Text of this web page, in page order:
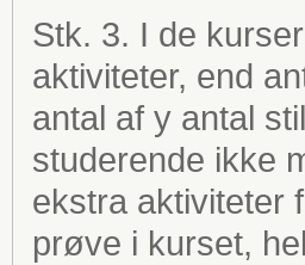
Stk. 3. I de
aktiviteter, end
antal af y antal
studerende ikke
ekstra aktiviteter
prøve i kurset,